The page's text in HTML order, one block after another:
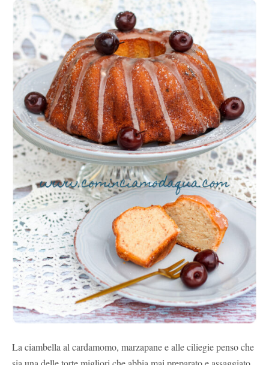
La ciambella al cardamomo, marzapane e alle ciliegie penso che